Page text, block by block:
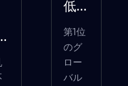
低...
第1位
のグ
ロー
バル